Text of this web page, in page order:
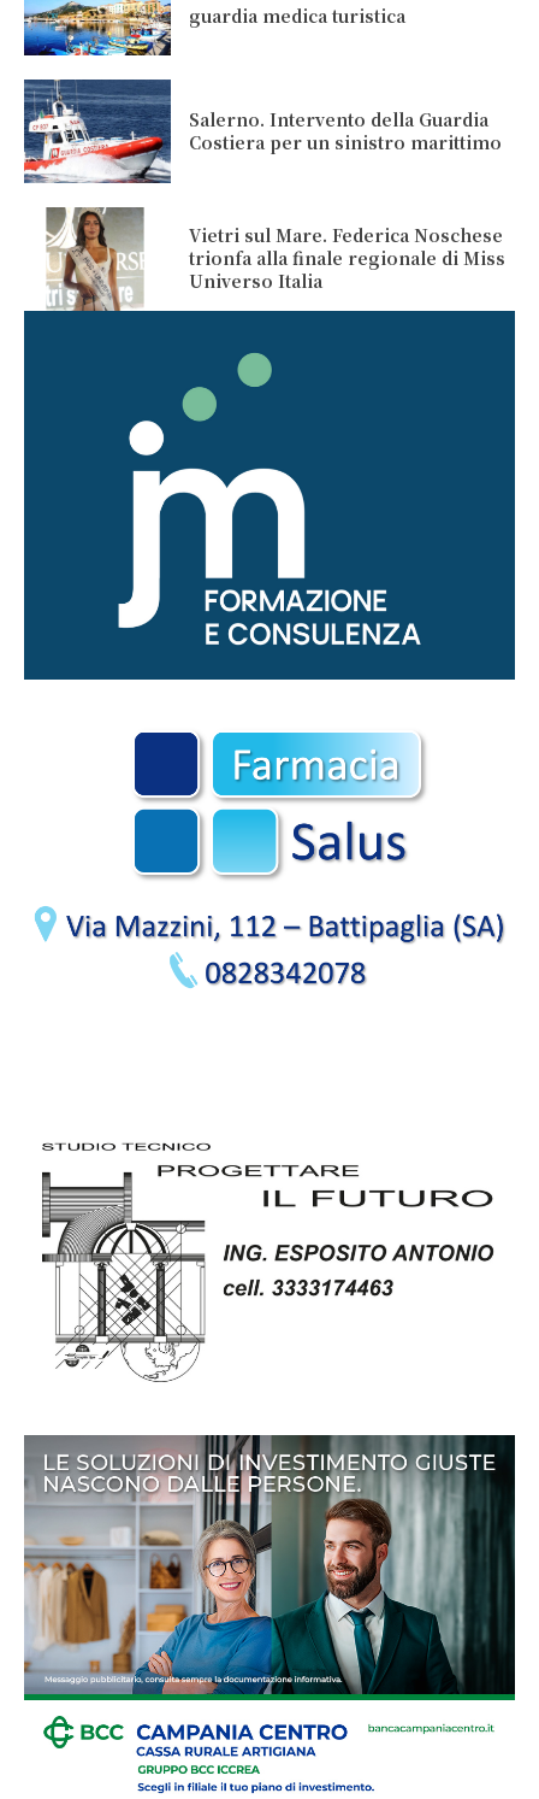
guardia medica turistica
Salerno. Intervento della Guardia
Costiera per un sinistro marittimo
Vietri sul Mare. Federica Noschese
trionfa alla finale regionale di Miss
Universo Italia